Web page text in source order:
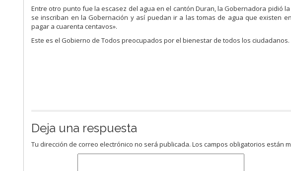
Entre otro punto fue la escasez del agua en el cantón Duran, la Gobernadora pidió
se inscriban en la Gobernación y así puedan ir a las tomas de agua que existen
pagar a cuarenta centavos».
Este es el Gobierno de Todos preocupados por el bienestar de todos los ciudadanos.
Deja una respuesta
Tu dirección de correo electrónico no será publicada. Los campos obligatorios están